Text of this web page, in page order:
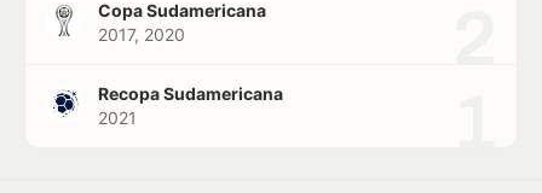
Copa Sudamericana
2017, 2020
Recopa Sudamericana
2021